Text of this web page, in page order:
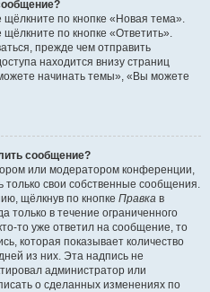
по кнопке «Новая тема».
по кнопке «Ответить».
прежде чем отправить
находится внизу страниц
начинать темы», «Вы можете
сообщение?
или модератором конференции,
только свои собственные сообщения.
щёлкнув по кнопке Правка в
только в течение ограниченного
то уже ответил на сообщение, то
которая показывает количество
из них. Эта надпись не
администратор или
о сделанных изменениях по